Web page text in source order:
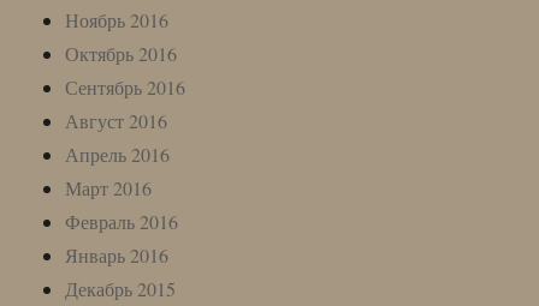
Ноябрь 2016
Октябрь 2016
Сентябрь 2016
Август 2016
Апрель 2016
Март 2016
Февраль 2016
Январь 2016
Декабрь 2015